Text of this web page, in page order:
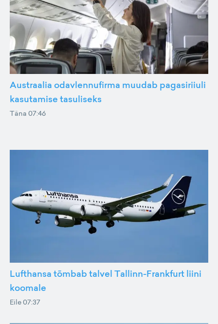
Austraalia odavlennufirma muudab pagasiriiuli
kasutamise tasuliseks
Täna 07:46
Lufthansa tõmbab talvel Tallinn-Frankfurt liini
koomale
Eile 07:37